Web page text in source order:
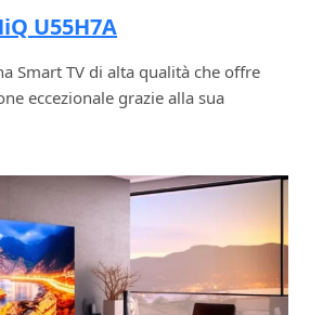
U55H7A
Smart TV di alta qualità che offre
eccezionale grazie alla sua